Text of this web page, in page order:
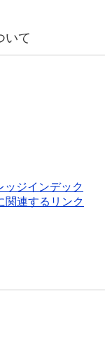
いて
ッジインデック
関連するリンク